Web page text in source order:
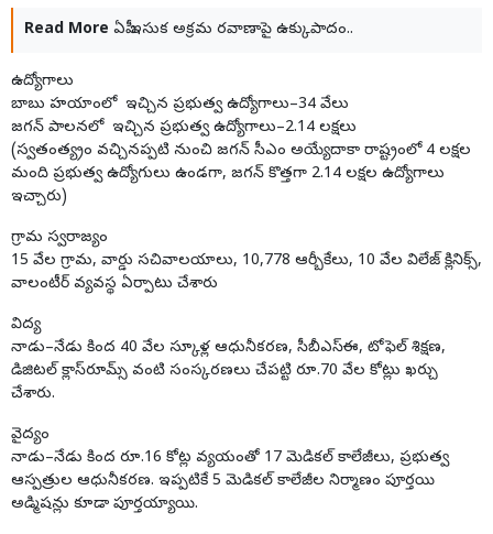
Read More ఏపీ ఇసుక అక్రమ రవాణాపై ఉక్కుపాదం..
ఉద్యోగాలు
బాబు హయాంలో ఇచ్చిన ప్రభుత్వ ఉద్యోగాలు–34 వేలు
జగన్‌ పాలనలో ఇచ్చిన ప్రభుత్వ ఉద్యోగాలు–2.14 లక్షలు
(స్వతంత్య్రం వచ్చినప్పటి నుంచి జగన్‌ సీఎం అయ్యేదాకా రాష్ట్రంలో 4 లక్షల
మంది ప్రభుత్వ ఉద్యోగులు ఉండగా, జగన్‌ కొత్తగా 2.14 లక్షల ఉద్యోగాలు
ఇచ్చారు)
గ్రామ స్వరాజ్యం
15 వేల గ్రామ, వార్డు సచివాలయాలు, 10,778 ఆర్బీకేలు, 10 వేల విలేజ్‌ క్లినిక్స్,
వాలంటీర్‌ వ్యవస్థ ఏర్పాటు చేశారు
విద్య
నాడు–నేడు కింద 40 వేల స్కూళ్ల ఆధునీకరణ, సీబీఎస్‌ఈ, టోఫెల్‌ శిక్షణ,
డిజిటల్‌ క్లాస్‌రూమ్స్‌ వంటి సంస్కరణలు చేపట్టి రూ.70 వేల కోట్లు ఖర్చు
చేశారు.
వైద్యం
నాడు–నేడు కింద రూ.16 కోట్ల వ్యయంతో 17 మెడికల్‌ కాలేజీలు, ప్రభుత్వ
ఆస్పత్రుల ఆధునీకరణ. ఇప్పటికే 5 మెడికల్‌ కాలేజీల నిర్మాణం పూర్తయి
అడ్మిషన్లు కూడా పూర్తయ్యాయి.